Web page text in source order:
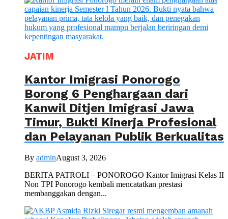
JATIM
Kantor Imigrasi Ponorogo
Borong 6 Penghargaan dari
Kanwil Ditjen Imigrasi Jawa
Timur, Bukti Kinerja Profesional
dan Pelayanan Publik Berkualitas
By adminAugust 3, 2026
BERITA PATROLI – PONOROGO Kantor Imigrasi Kelas II
Non TPI Ponorogo kembali mencatatkan prestasi
membanggakan dengan...